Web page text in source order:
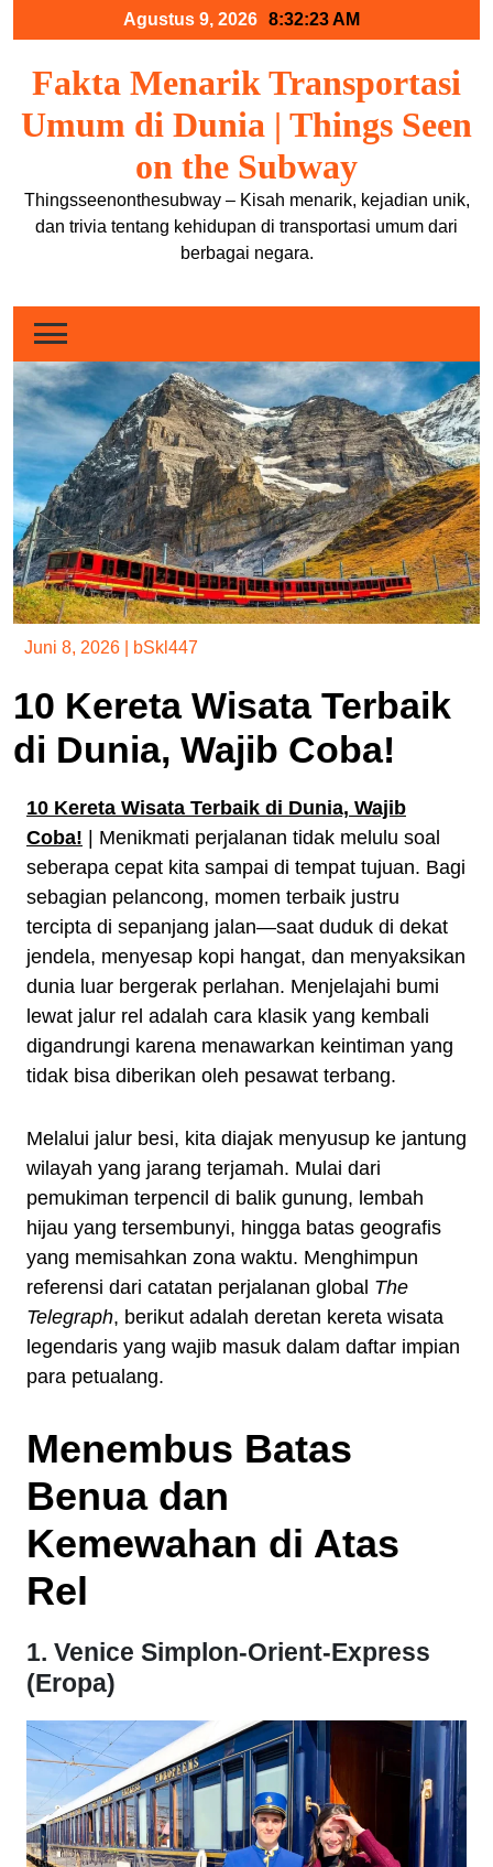
Agustus 9, 2026 8:32:25 AM
Fakta Menarik Transportasi
Umum di Dunia | Things Seen
on the Subway
Thingsseenonthesubway – Kisah menarik, kejadian unik,
dan trivia tentang kehidupan di transportasi umum dari
berbagai negara.
Juni 8, 2026 bSkl447
10 Kereta Wisata Terbaik
di Dunia, Wajib Coba!
10 Kereta Wisata Terbaik di Dunia, Wajib
Coba! | Menikmati perjalanan tidak melulu soal
seberapa cepat kita sampai di tempat tujuan. Bagi
sebagian pelancong, momen terbaik justru
tercipta di sepanjang jalan—saat duduk di dekat
jendela, menyesap kopi hangat, dan menyaksikan
dunia luar bergerak perlahan. Menjelajahi bumi
lewat jalur rel adalah cara klasik yang kembali
digandrungi karena menawarkan keintiman yang
tidak bisa diberikan oleh pesawat terbang.
Melalui jalur besi, kita diajak menyusup ke jantung
wilayah yang jarang terjamah. Mulai dari
pemukiman terpencil di balik gunung, lembah
hijau yang tersembunyi, hingga batas geografis
yang memisahkan zona waktu. Menghimpun
referensi dari catatan perjalanan global The
Telegraph, berikut adalah deretan kereta wisata
legendaris yang wajib masuk dalam daftar impian
para petualang.
Menembus Batas
Benua dan
Kemewahan di Atas
Rel
1. Venice Simplon-Orient-Express
(Eropa)